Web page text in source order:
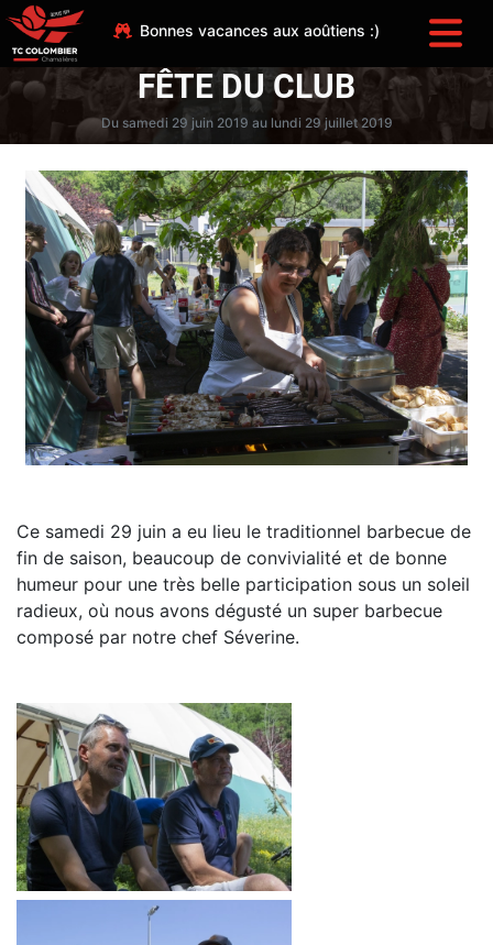
Bonnes vacances aux aoûtiens :)
FÊTE DU CLUB
Du samedi 29 juin 2019 au lundi 29 juillet 2019
Ce samedi 29 juin a eu lieu le traditionnel barbecue de
fin de saison, beaucoup de convivialité et de bonne
humeur pour une très belle participation sous un soleil
radieux, où nous avons dégusté un super barbecue
composé par notre chef Séverine.